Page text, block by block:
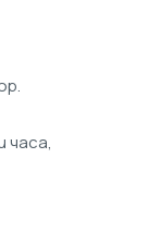
часа,